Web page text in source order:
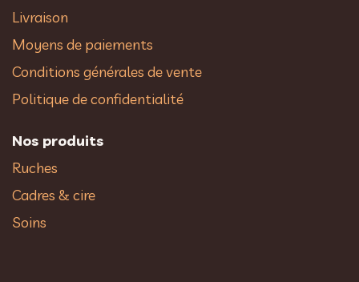
Livraison
Moyens de paiements
Conditions générales de vente
Politique de confidentialité
Nos produits
Ruches
Cadres & cire
Soins